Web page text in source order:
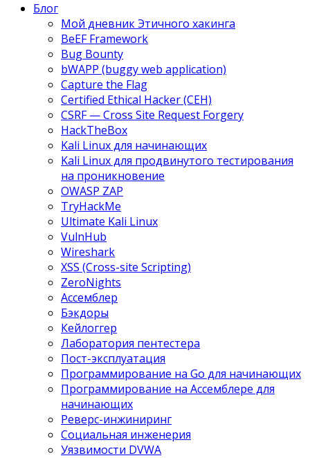
Блог
Мой дневник Этичного хакинга
BeEF Framework
Bug Bounty
bWAPP (buggy web application)
Capture the Flag
Certified Ethical Hacker (CEH)
CSRF — Cross Site Request Forgery
HackTheBox
Kali Linux для начинающих
Kali Linux для продвинутого тестирования
на проникновение
OWASP ZAP
TryHackMe
Ultimate Kali Linux
VulnHub
Wireshark
XSS (Cross-site Scripting)
ZeroNights
Ассемблер
Бэкдоры
Кейлоггер
Лаборатория пентестера
Пост-эксплуатация
Программирование на Go для начинающих
Программирование на Ассемблере для
начинающих
Реверс-инжиниринг
Социальная инженерия
Уязвимости DVWA